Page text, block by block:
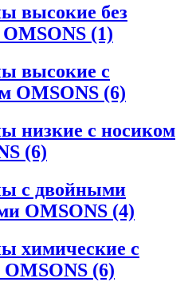
высокие без
(1)
высокие с
OMSONS (6)
низкие с носиком
(6)
с двойными
OMSONS (4)
химические с
(6)